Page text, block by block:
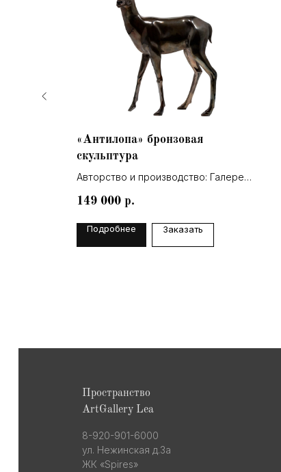
«Антилопа» бронзовая
скульптура
Авторство и производство: Галерея
149 000 р.
Подробнее Заказать
Пространство
ArtGallery Lea
8-920-901-6000
ул. Нежинская д.3а
ЖК «Spires»